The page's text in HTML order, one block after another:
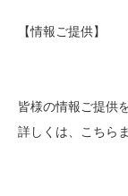
【情報ご提
皆様の情報ご提供
詳しくは、こちら